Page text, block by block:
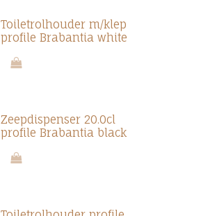
Toiletrolhouder m/klep
profile Brabantia white
Zeepdispenser 20.0cl
profile Brabantia black